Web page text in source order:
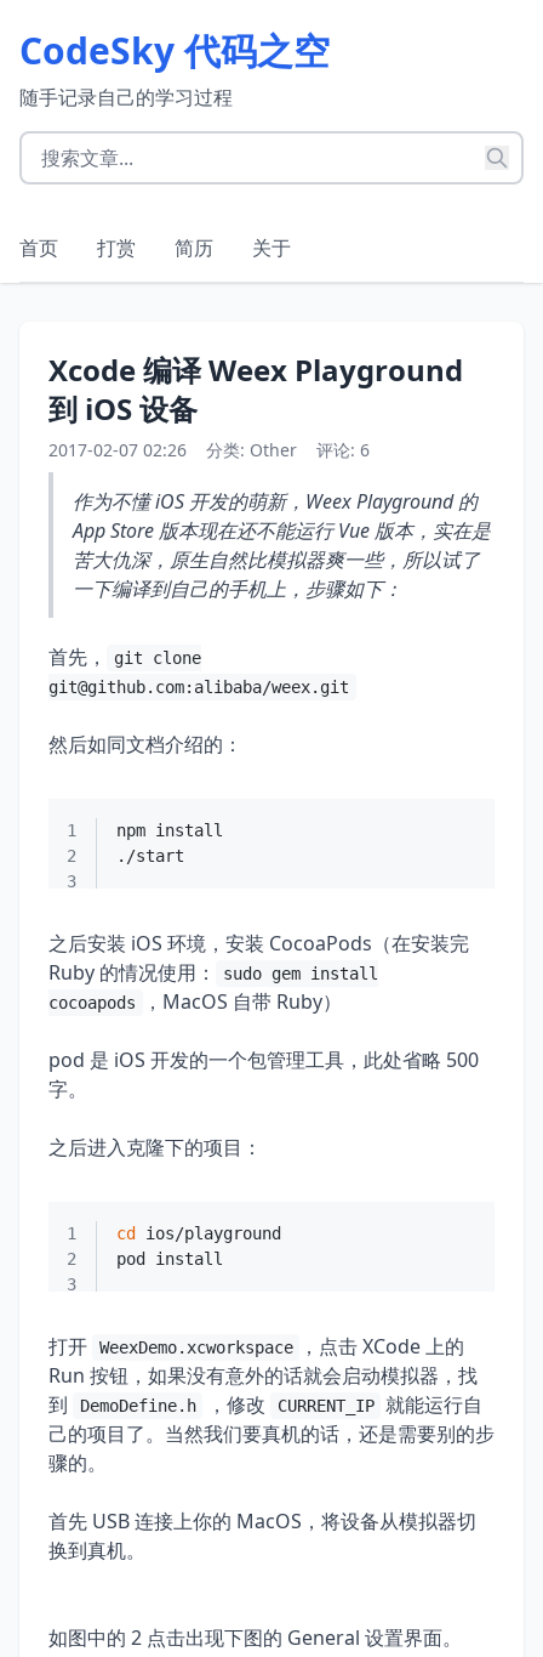
CodeSky 代码之空
随手记录自己的学习过程
首页 打赏 简历 关于
Xcode 编译 Weex Playground
到 iOS 设备
2017-02-07 02:26 分类: Other 评论: 6
作为不懂 iOS 开发的萌新，Weex Playground 的
App Store 版本现在还不能运行 Vue 版本，实在是
苦大仇深，原生自然比模拟器爽一些，所以试了
一下编译到自己的手机上，步骤如下：
首先，
git clone
git@github.com:alibaba/weex.git
然后如同文档介绍的：
1
2
3
之后安装 iOS 环境，安装 CocoaPods（在安装完
Ruby 的情况使用：
sudo gem install
cocoapods
，MacOS 自带 Ruby）
pod 是 iOS 开发的一个包管理工具，此处省略 500
字。
之后进入克隆下的项目：
1 cd
2
3
打开 WeexDemo.xcworkspace
，点击 XCode 上的
Run 按钮，如果没有意外的话就会启动模拟器，找
到
DemoDefine.h ，修改 CURRENT_IP 就能运行自
己的项目了。当然我们要真机的话，还是需要别的步
骤的。
首先 USB 连接上你的 MacOS，将设备从模拟器切
换到真机。
如图中的 2 点击出现下图的 General 设置界面。